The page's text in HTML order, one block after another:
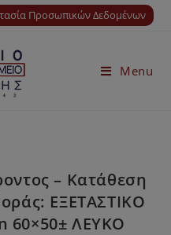
Προσωπικών Δεδομένων
Menu
– Κατάθεση
ΕΞΕΤΑΣΤΙΚΟ
60×50± ΛΕΥΚΟ